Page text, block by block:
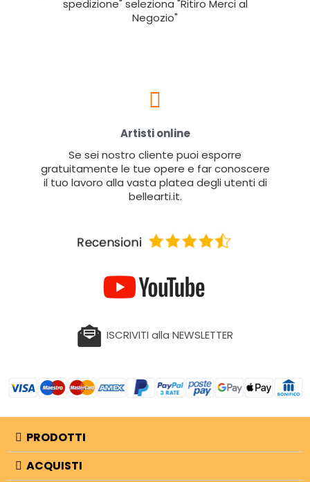
spedizione" seleziona "Ritiro Merci al
Negozio"
Artisti online
Se sei nostro cliente puoi esporre
gratuitamente le tue opere e far conoscere
il tuo lavoro alla vasta platea degli utenti di
bellearti.it.
ISCRIVITI alla NEWSLETTER
PRODOTTI
ACQUISTI